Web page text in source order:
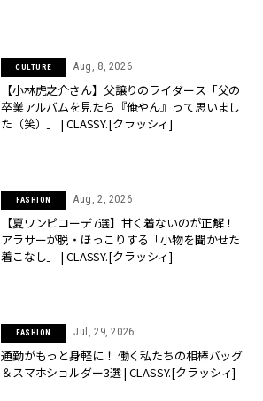
CULTURE Aug, 8, 2026
【小林虎之介さん】父譲りのライダース「父の
卒業アルバムを見たら『俺やん』って思いまし
た（笑）」 | CLASSY.[クラッシィ]
FASHION Aug, 2, 2026
【夏ワンピコーデ7選】甘く着ないのが正解！
アラサーが脱・ほっこりする「小物を聞かせた
着こなし」 | CLASSY.[クラッシィ]
FASHION Jul, 29, 2026
通勤がもっと身軽に！ 働く私たちの相棒バッグ
＆スマホショルダー3選 | CLASSY.[クラッシィ]